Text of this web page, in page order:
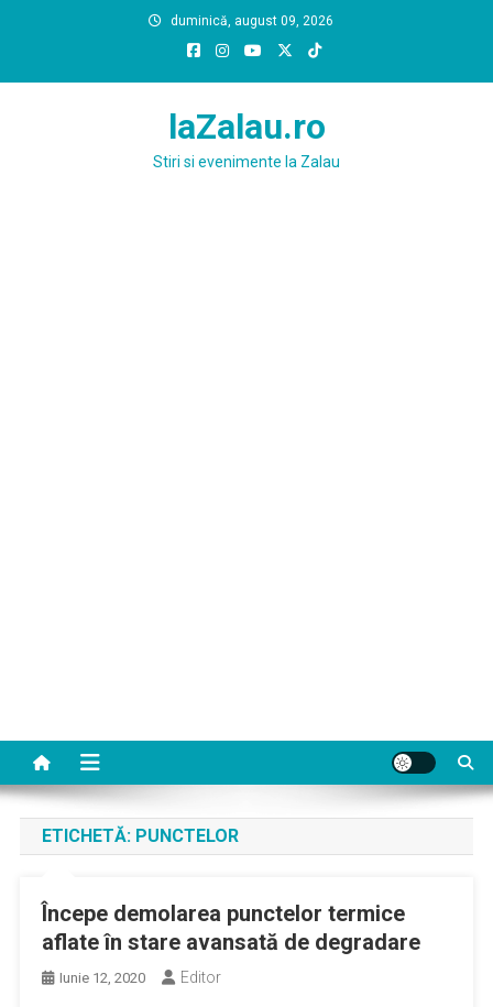
duminică, august 09, 2026
laZalau.ro
Stiri si evenimente la Zalau
ETICHETĂ: PUNCTELOR
Începe demolarea punctelor termice
aflate în stare avansată de degradare
Iunie 12, 2020 Editor